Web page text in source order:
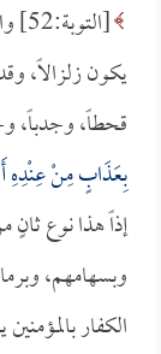
يكون زلزالاً،
قحطاً، وجدباً،
بِعَذَابٍ مِنْ عِنْدِهِ
إذاً هذا نوع ثانٍ
وبسهامهم،
الكفار